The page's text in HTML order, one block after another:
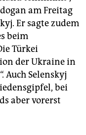
am Freitag
Er sagte zudem
beim
Türkei
der Ukraine in
Auch Selenskyj
bei
aber vorerst